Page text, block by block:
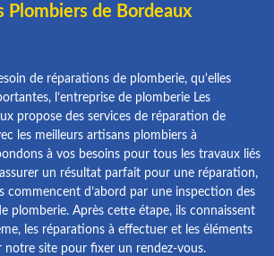
Plombiers de Bordeaux
de réparations de plomberie, qu'elles
l’entreprise de plomberie Les
propose des services de réparation de
les meilleurs artisans plombiers à
à vos besoins pour tous les travaux liés
un résultat parfait pour une réparation,
commencent d’abord par une inspection des
plomberie. Après cette étape, ils connaissent
les réparations à effectuer et les éléments
notre site pour fixer un rendez-vous.